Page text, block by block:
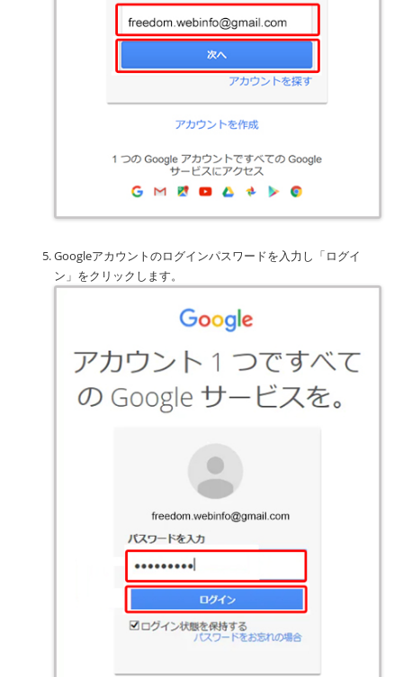
Googleアカウントのログインパスワードを入力し「ログイ
ン」をクリックします。